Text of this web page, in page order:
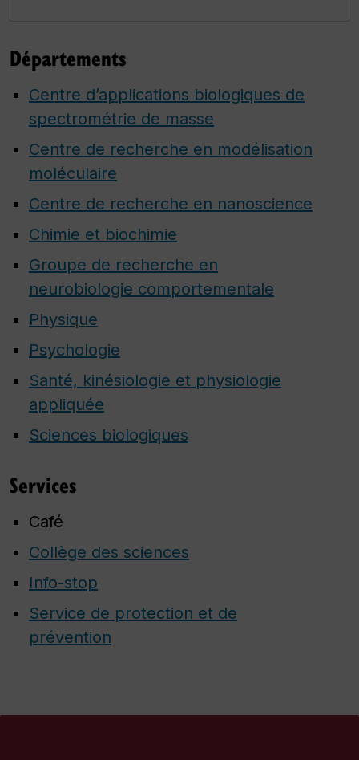
Départements
Centre d’applications biologiques de
spectrométrie de masse
Centre de recherche en modélisation
moléculaire
Centre de recherche en nanoscience
Chimie et biochimie
Groupe de recherche en
neurobiologie comportementale
Physique
Psychologie
Santé, kinésiologie et physiologie
appliquée
Sciences biologiques
Services
Café
Collège des sciences
Info-stop
Service de protection et de
prévention